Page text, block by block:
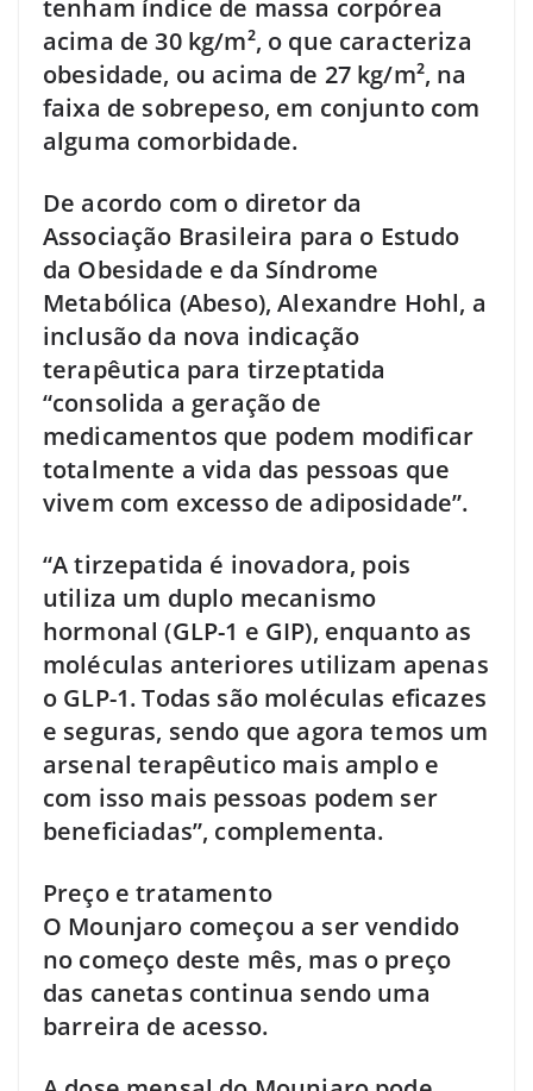
tenham índice de massa corpórea
acima de 30 kg/m², o que caracteriza
obesidade, ou acima de 27 kg/m², na
faixa de sobrepeso, em conjunto com
alguma comorbidade.
De acordo com o diretor da
Associação Brasileira para o Estudo
da Obesidade e da Síndrome
Metabólica (Abeso), Alexandre Hohl, a
inclusão da nova indicação
terapêutica para tirzeptatida
“consolida a geração de
medicamentos que podem modificar
totalmente a vida das pessoas que
vivem com excesso de adiposidade”.
“A tirzepatida é inovadora, pois
utiliza um duplo mecanismo
hormonal (GLP-1 e GIP), enquanto as
moléculas anteriores utilizam apenas
o GLP-1. Todas são moléculas eficazes
e seguras, sendo que agora temos um
arsenal terapêutico mais amplo e
com isso mais pessoas podem ser
beneficiadas”, complementa.
Preço e tratamento
O Mounjaro começou a ser vendido
no começo deste mês, mas o preço
das canetas continua sendo uma
barreira de acesso.